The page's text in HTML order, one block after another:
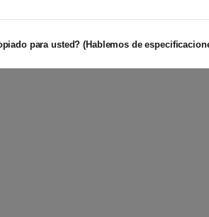
para usted? (Hablemos de